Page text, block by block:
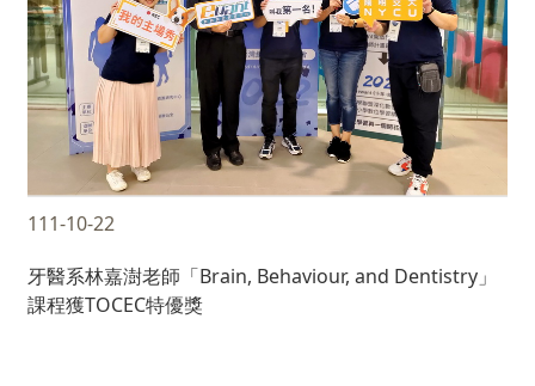
111-10-22
牙醫系林嘉澍老師「Brain, Behaviour, and Dentistry」
課程獲TOCEC特優獎